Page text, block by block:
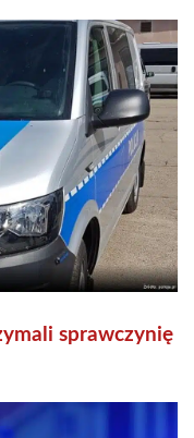
sprawczynię